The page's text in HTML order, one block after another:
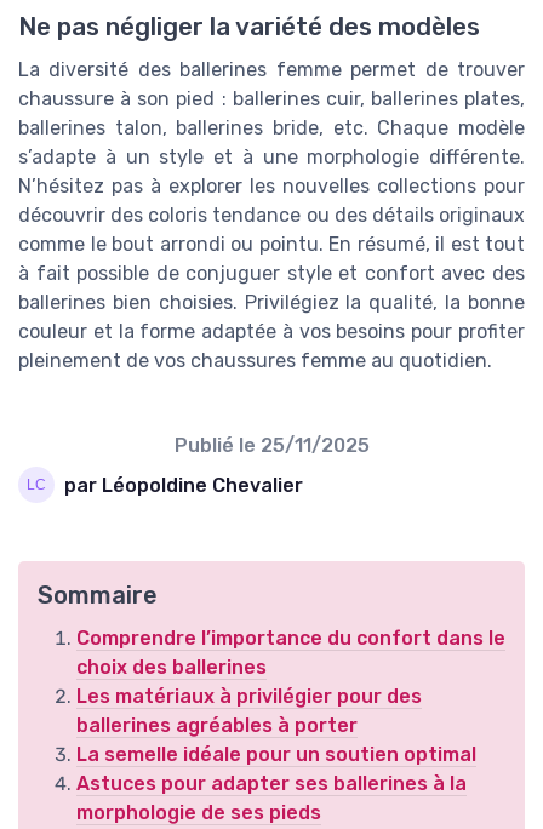
Ne pas négliger la variété des modèles
La diversité des ballerines femme permet de trouver
chaussure à son pied : ballerines cuir, ballerines plates,
ballerines talon, ballerines bride, etc. Chaque modèle
s’adapte à un style et à une morphologie différente.
N’hésitez pas à explorer les nouvelles collections pour
découvrir des coloris tendance ou des détails originaux
comme le bout arrondi ou pointu. En résumé, il est tout
à fait possible de conjuguer style et confort avec des
ballerines bien choisies. Privilégiez la qualité, la bonne
couleur et la forme adaptée à vos besoins pour profiter
pleinement de vos chaussures femme au quotidien.
Publié le 25/11/2025
par Léopoldine Chevalier
Sommaire
Comprendre l’importance du confort dans le
choix des ballerines
Les matériaux à privilégier pour des
ballerines agréables à porter
La semelle idéale pour un soutien optimal
Astuces pour adapter ses ballerines à la
morphologie de ses pieds